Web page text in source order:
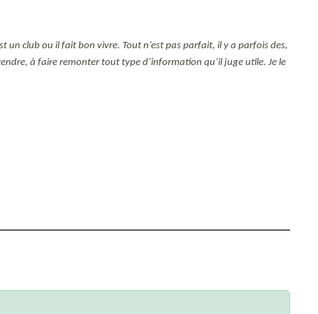
un club ou il fait bon vivre. Tout n’est pas parfait, il y a parfois des,
à faire remonter tout type d’information qu’il juge utile. Je le